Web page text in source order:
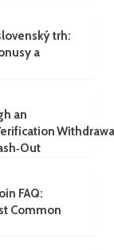
trh:
a
an
FAQ:
Common